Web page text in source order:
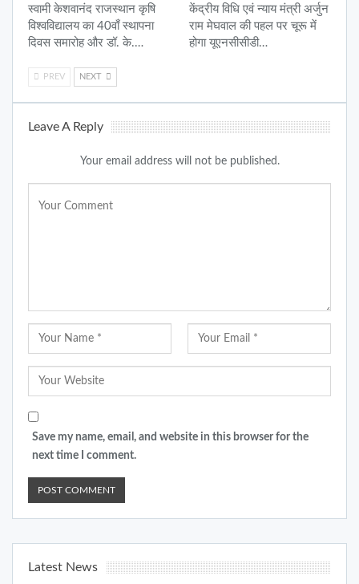
स्वामी केशवानंद राजस्थान कृषि
विश्वविद्यालय का 40वाँ स्थापना
दिवस समारोह और डॉ. के.…
केंद्रीय विधि एवं न्याय मंत्री अर्जुन
राम मेघवाल की पहल पर चूरू में
होगा यूएनसीसीडी…
PREV NEXT
Leave A Reply
Your email address will not be published.
Save my name, email, and website in this browser for the
next time I comment.
Latest News